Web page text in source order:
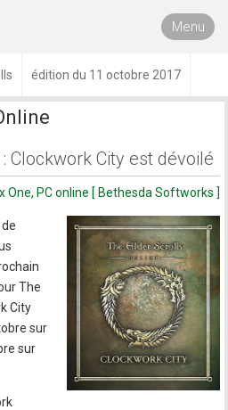
Menu
édition du 11 octobre 2017
Clockwork City est dévoilé
One, PC online [ Bethesda Softworks ]
The
City
sur
sur